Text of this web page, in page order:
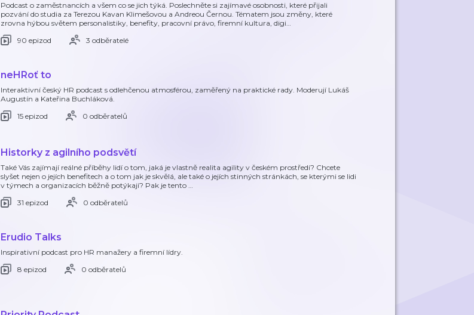
Podcast o zaměstnancích a všem co se jich týká. Poslechněte si zajímavé osobnosti, které přijali
pozvání do studia za Terezou Kavan Klimešovou a Andreou Černou. Tématem jsou změny, které
zrovna hýbou světem personalistiky, benefity, pracovní právo, firemní kultura, digi…
90 epizod
3 odběratelé
neHRoť to
Interaktivní český HR podcast s odlehčenou atmosférou, zaměřený na praktické rady. Moderují Lukáš
Augustín a Kateřina Buchláková.
15 epizod
0 odběratelů
Historky z agilního podsvětí
Také Vás zajímají reálné příběhy lidí o tom, jaká je vlastně realita agility v českém prostředí? Chcete
slyšet nejen o jejích benefitech a o tom jak je skvělá, ale také o jejích stinných stránkách, se kterými se lidi
v týmech a organizacích běžně potýkají? Pak je tento …
31 epizod
0 odběratelů
Erudio Talks
Inspirativní podcast pro HR manažery a firemní lídry.
8 epizod
0 odběratelů